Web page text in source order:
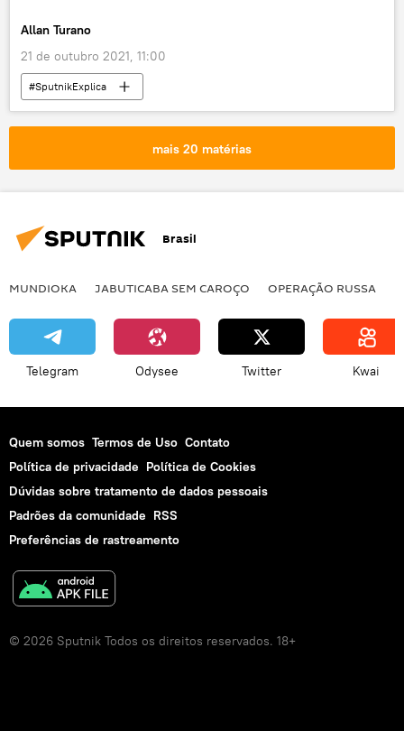
Allan Turano
21 de outubro 2021, 11:00
#SputnikExplica
mais 20 matérias
Brasil
MUNDIOKA JABUTICABA SEM CAROÇO OPERAÇÃO RUSSA
Telegram Odysee Twitter Kwai
Quem somos Termos de Uso Contato
Política de privacidade Política de Cookies
Dúvidas sobre tratamento de dados pessoais
Padrões da comunidade RSS
Preferências de rastreamento
© 2026 Sputnik Todos os direitos reservados. 18+